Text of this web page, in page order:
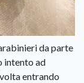
da parte
intento ad
entrando